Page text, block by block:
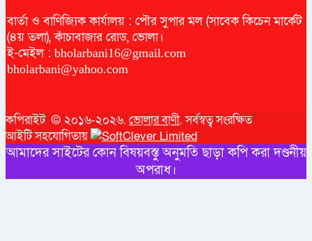
বার্তা ও বাণিজ্যিক কার্যালয় : পৌর সুপার মল (সাবেক কিচেন মার্কেট
(৪য় তলা), কাঁচাবাজার রোড, ভোলা।
ই-মেইল : bholarbani16@gmail.com
bholarbani@yahoo.com
কপিরাইট © ২০১৬-২০২৬. ভোলার বাণী. সর্বস্বত্ব সংরক্ষিত
আইটি সহযোগিতায়
আমাদের সাইটের কোন বিষয়বস্তু অনুমতি ছাড়া কপি করা দণ্ডনীয়
অপরাধ।